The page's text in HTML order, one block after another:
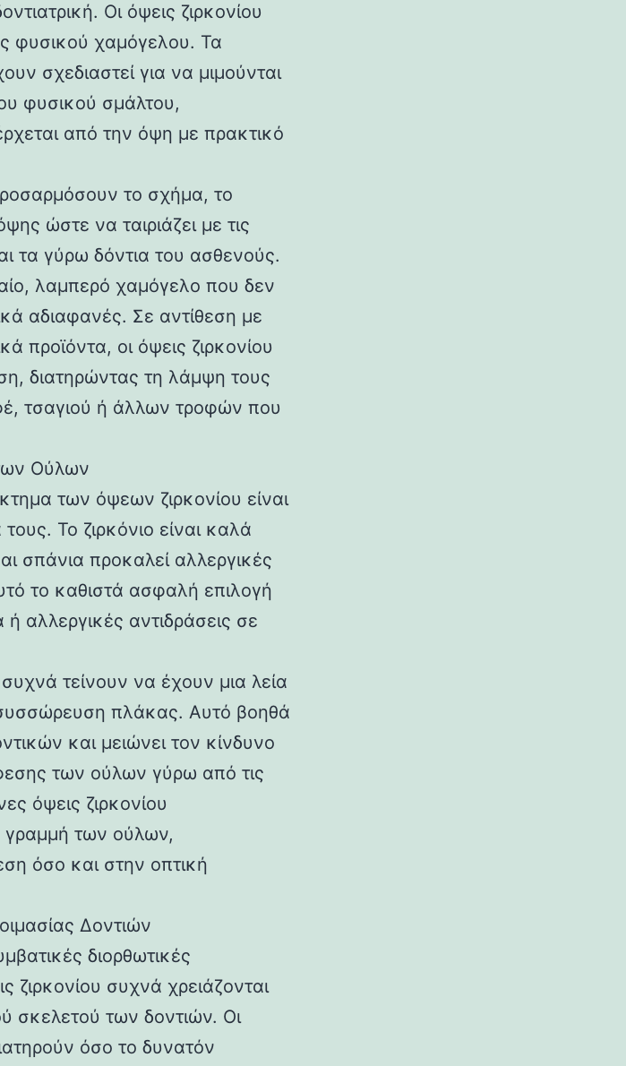
Οι όψεις ζιρκονίου
φυσικού χαμόγελου. Τα
σχεδιαστεί για να μιμούνται
φυσικού σμάλτου,
από την όψη με πρακτικό
το σχήμα, το
ώστε να ταιριάζει με τις
τα γύρω δόντια του ασθενούς.
λαμπερό χαμόγελο που δεν
αδιαφανές. Σε αντίθεση με
προϊόντα, οι όψεις ζιρκονίου
διατηρώντας τη λάμψη τους
τσαγιού ή άλλων τροφών που
Ούλων
των όψεων ζιρκονίου είναι
Το ζιρκόνιο είναι καλά
σπάνια προκαλεί αλλεργικές
το καθιστά ασφαλή επιλογή
αλλεργικές αντιδράσεις σε
τείνουν να έχουν μια λεία
συσσώρευση πλάκας. Αυτό βοηθά
και μειώνει τον κίνδυνο
των ούλων γύρω από τις
όψεις ζιρκονίου
γραμμή των ούλων,
όσο και στην οπτική
Δοντιών
διορθωτικές
ζιρκονίου συχνά χρειάζονται
σκελετού των δοντιών. Οι
όσο το δυνατόν